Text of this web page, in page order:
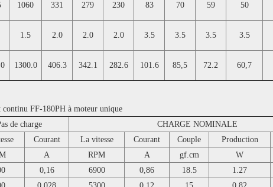
1060 331 279 230 83 70 59 50
1.5 2.0 2.0 2.0 3.5 3.5 3.5 3.5
1300.0 406.3 342.1 282.6 101.6 85,5 72.2 60,7
continu FF-180PH à moteur unique
de charge CHARGE NOMINALE
Courant La vitesse Courant Couple Production
A RPM A gf.cm W
0,16 6900 0,86 18.5 1.27